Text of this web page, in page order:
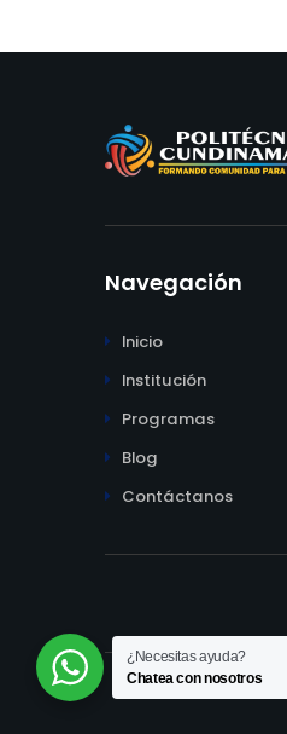
Navegación
Inicio
Institución
Programas
Blog
Contáctanos
¿Necesitas ayuda?
Chatea con nosotros